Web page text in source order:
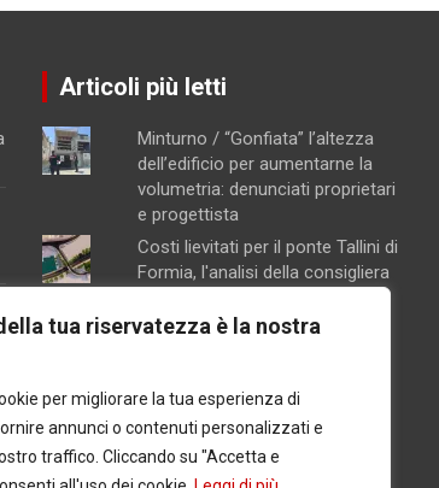
tua riservatezza è la nostra
per migliorare la tua esperienza di
annunci o contenuti personalizzati e
traffico. Cliccando su "Accetta e
Articoli più letti
Minturno / “Gonfiata” l’altezza
dell’edificio per aumentarne la
volumetria: denunciati proprietari
e progettista
Costi lievitati per il ponte Tallini di
Formia, l'analisi della consigliera
Chiusura pomeridiana per la
Caso Mendico, crollano le
iscrizioni al Pacinotti di Santi
Cosma e Damiano: soltanto tre